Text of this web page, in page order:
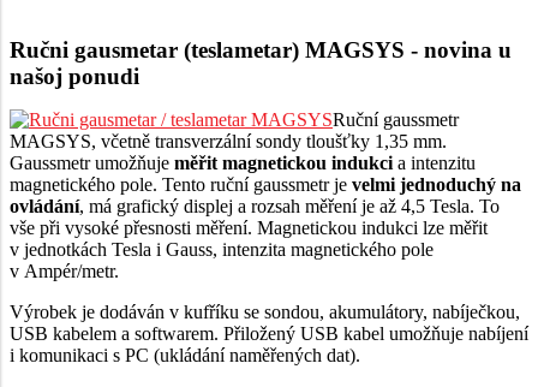
Ručni gausmetar (teslametar) MAGSYS - novina u
našoj ponudi
Ruční gaussmetr
MAGSYS, včetně transverzální sondy tloušťky 1,35 mm.
Gaussmetr umožňuje měřit magnetickou indukci a intenzitu
magnetického pole. Tento ruční gaussmetr je velmi jednoduchý na
ovládání, má grafický displej a rozsah měření je až 4,5 Tesla. To
vše při vysoké přesnosti měření. Magnetickou indukci lze měřit
v jednotkách Tesla i Gauss, intenzita magnetického pole
v Ampér/metr.
Výrobek je dodáván v kufříku se sondou, akumulátory, nabíječkou,
USB kabelem a softwarem. Přiložený USB kabel umožňuje nabíjení
i komunikaci s PC (ukládání naměřených dat).